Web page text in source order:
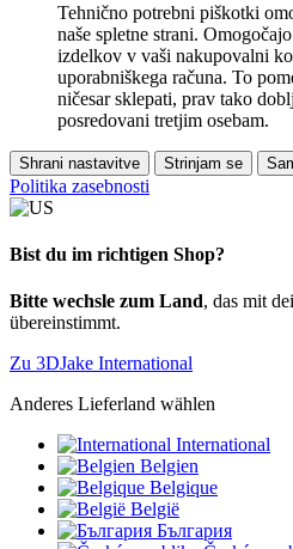
Tehnično potrebni piškotki
naše spletne strani.
izdelkov v vaši nakupovalni
uporabniškega računa. To
ničesar sklepati, prav tako
posredovani tretjim osebam.
Shrani nastavitve Strinjam se
Politika zasebnosti
Bist du im richtigen Shop?
Bitte wechsle zum Land, das mit
übereinstimmt.
Zu 3DJake International
Anderes Lieferland wählen
International
Belgien
Belgique
België
България